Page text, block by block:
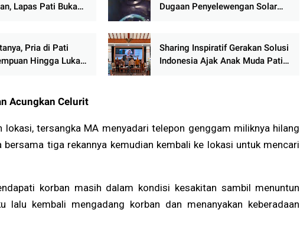
Lapas Pati Buka
Dugaan Penyelewengan Solar
dicegat Gerombolan.
Pria di Pati
Hingga Luka
Sharing Inspiratif Gerakan Solusi
Indonesia Ajak Anak Muda Pati
Acungkan Celurit
lokasi, tersangka MA menyadari telepon genggam miliknya hilang
tiga rekannya kemudian kembali ke lokasi untuk mencari
korban masih dalam kondisi kesakitan sambil menuntun
lalu kembali mengadang korban dan menanyakan keberadaan